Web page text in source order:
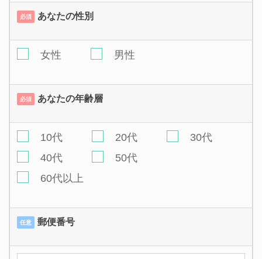
必須 あなたの性別
女性 男性
必須 あなたの年齢層
10代 20代
30代
40代
50代
60代以上
任意 郵便番号